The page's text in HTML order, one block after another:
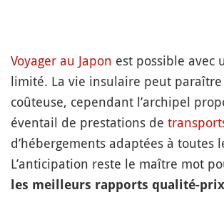
Voyager au Japon est possible avec
limité. La vie insulaire peut
coûteuse, cependant l’archipel
éventail de prestations de
d’hébergements adaptées à toutes
L’anticipation reste le maître mot
les meilleurs rapports qualité-prix